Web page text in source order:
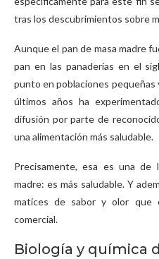
tras los descubrimientos sobre
Aunque el pan de masa madre
pan en las panaderías en el
punto en poblaciones pequeñas
últimos años ha
difusión por parte de
una alimentación más saludable.
Precisamente, esa es una de
madre: es más saludable. Y
matices de sabor y olor que
comercial.
Biología y química